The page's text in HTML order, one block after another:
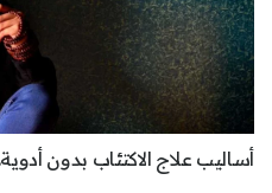
أساليب علاج الاكتئاب بدون